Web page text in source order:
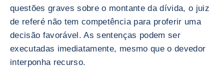
questões graves sobre o montante da dívida, o juiz
de referé não tem competência para proferir uma
decisão favorável. As sentenças podem ser
executadas imediatamente, mesmo que o devedor
interponha recurso.